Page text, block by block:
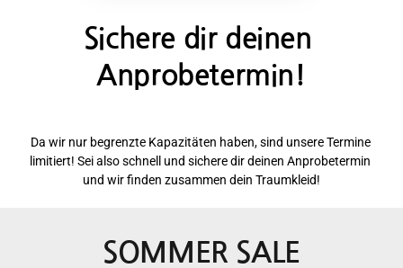
Sichere dir
Anprobetermin!
Da wir nur begrenzte Kapazitäten haben, sind unsere Termine
limitiert! Sei also schnell und sichere dir deinen Anprobetermin
und wir finden zusammen dein Traumkleid!
SOMMER SALE